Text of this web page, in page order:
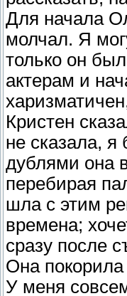
Для начала
молчал. Я
только он
актерам и
Кристен
не сказала, я
дублями она
перебирая
шла с этим
времена;
сразу после
Она
У меня